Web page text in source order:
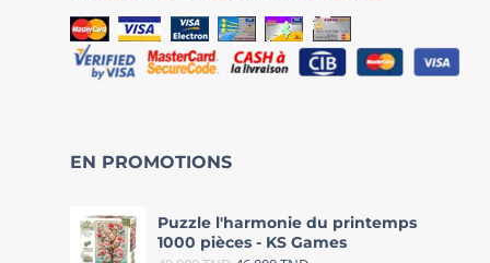
EN PROMOTIONS
Puzzle l'harmonie du printemps
1000 pièces - KS Games